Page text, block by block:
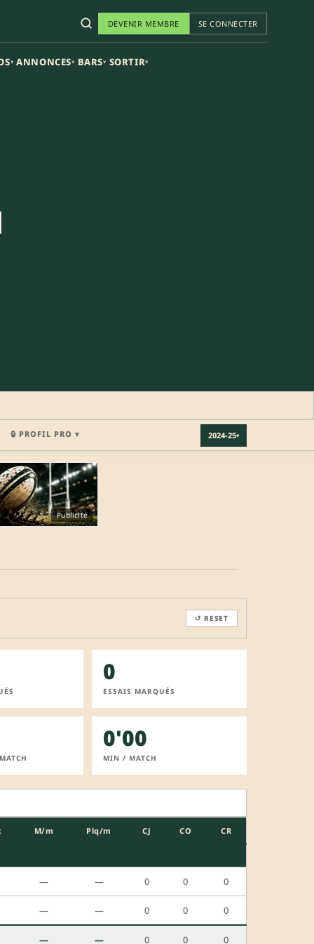
DEVENIR MEMBRE SE CONNECTER
▾ ANNONCES▾ BARS▾ SORTIR▾
🔒 PROFIL PRO ▾ 2024-25▾
REJOINDRE LA COMMUNAUTÉ
Publicité
↺ RESET
0
ESSAIS MARQUÉS
0'00
MIN / MATCH
M/m Plq/m CJ CO CR
— — 0 0 0
— — 0 0 0
— — 0 0 0